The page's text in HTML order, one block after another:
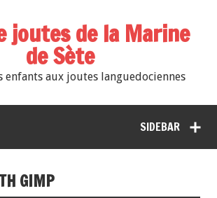
joutes de la Marine
de Sète
aux joutes languedociennes
SIDEBAR
GIMP